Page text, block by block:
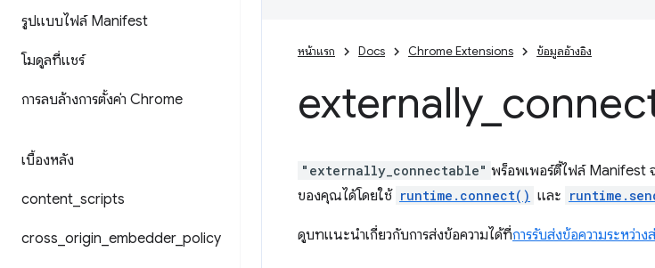
รูปแบบไฟล์ Manifest
โมดูลที่แชร์
การลบล้างการตั้งค่า Chrome
เบื้องหลัง
content scripts
cross origin embedder_ policy
หน้าแรก Docs Chrome Extensions ข้อมูลอ้างอิง
externally_
"externally_connectable" พร็อพเพอร์ตี้ไฟล์ Manifest
ของคุณได้โดยใช้ runtime.connect() และ
ดูบทแนะนำเกี่ยวกับการส่งข้อความได้ที่การรับส่งข้อความระหว่าง